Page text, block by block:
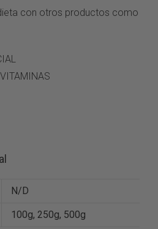
con otros productos como
N/D
100g, 250g, 500g